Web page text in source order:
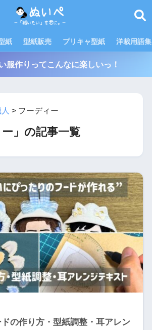
紙 型紙販売 プリキャ型紙 洋裁用語集
服作りってこんなに楽しいっ！
> フーディー
ー」の記事一覧
ドの作り方・型紙調整・耳アレン